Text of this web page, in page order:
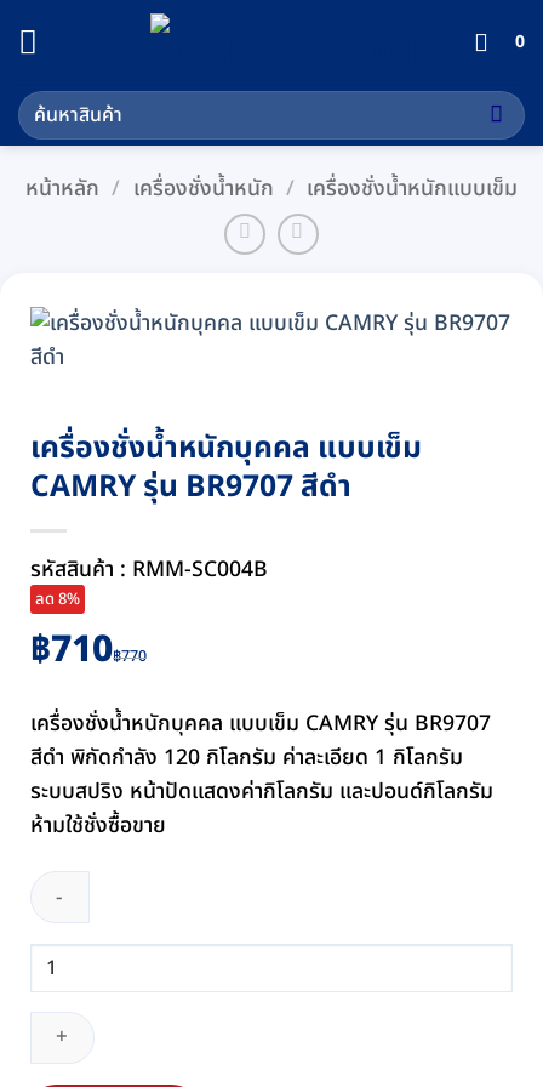
เนื้อหา
0
ค้นหา:
หน้าหลัก / เครื่องชั่งน้ำหนัก / เครื่องชั่งน้ำหนักแบบเข็ม
เครื่องชั่งน้ำหนักบุคคล แบบเข็ม
CAMRY รุ่น BR9707 สีดำ
รหัสสินค้า : RMM-SC004B
ลด 8%
฿770
Original
price
was:
฿770.
฿710
Current
price
฿710.
เครื่องชั่งน้ำหนักบุคคล แบบเข็ม CAMRY รุ่น BR9707
สีดำ พิกัดกำลัง 120 กิโลกรัม ค่าละเอียด 1 กิโลกรัม
ระบบสปริง หน้าปัดแสดงค่ากิโลกรัม และปอนด์กิโลกรัม
ห้ามใช้ชั่งซื้อขาย
จำนวน
เครื่อง
ชั่ง
หนัก